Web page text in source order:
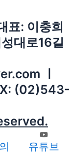
표: 이충희
대로16길
ㅣ
(02)543-
유튜브